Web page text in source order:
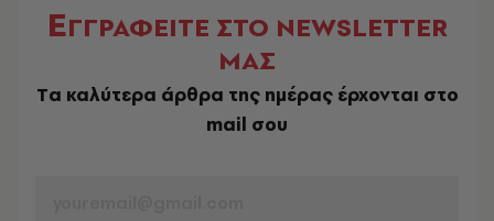
ΕΓΓΡΑΦΕΙΤΕ ΣΤΟ NEWSLETTER
ΜΑΣ
Tα καλύτερα άρθρα της ημέρας έρχονται στο
mail σου